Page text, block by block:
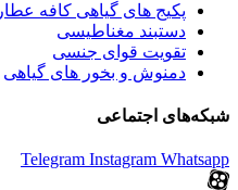
پکیج های گیاهی کافه عطار
دستبند مغناطیسی
تقویت قوای جنسی
دمنوش و بخور های گیاهی
شبکه‌های اجتماعی
Telegram Instagram Whatsapp